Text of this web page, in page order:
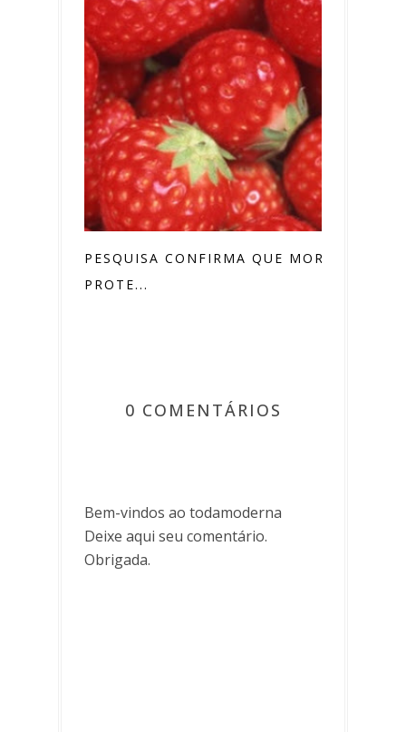
PESQUISA CONFIRMA QUE MORANGO
PROTE...
0 COMENTÁRIOS
Bem-vindos ao todamoderna
Deixe aqui seu comentário.
Obrigada.